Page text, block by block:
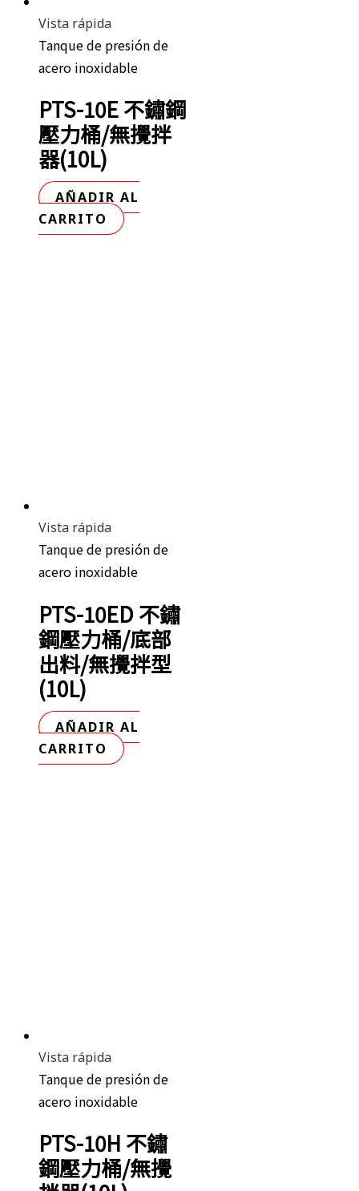
Vista rápida
Tanque de presión de
acero inoxidable
PTS-10E 不鏽鋼
壓力桶/無攪拌
器(10L)
AÑADIR AL
CARRITO
Vista rápida
Tanque de presión de
acero inoxidable
PTS-10ED 不鏽
鋼壓力桶/底部
出料/無攪拌型
(10L)
AÑADIR AL
CARRITO
Vista rápida
Tanque de presión de
acero inoxidable
PTS-10H 不鏽
鋼壓力桶/無攪